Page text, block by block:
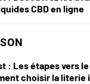
CBD en ligne
: Les étapes vers
choisir la literie